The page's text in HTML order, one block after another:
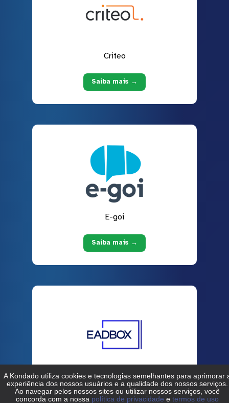
Criteo
Saiba mais →
E-goi
Saiba mais →
EADBOX